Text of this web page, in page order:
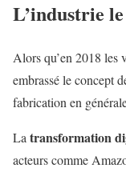
L’industrie
Alors qu’en 2018 les
embrassé le concept
fabrication en
La transformation
acteurs comme